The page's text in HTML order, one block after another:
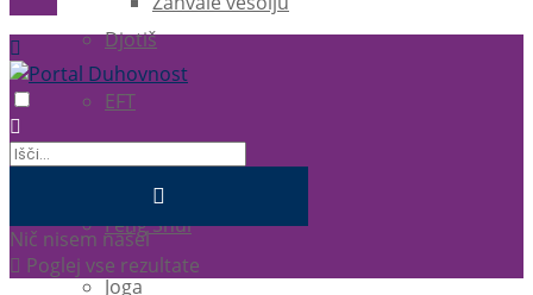
Djotiš
EFT
Ezoterika
Feng Shui
Joga
Nič nisem našel
Poglej vse rezultate